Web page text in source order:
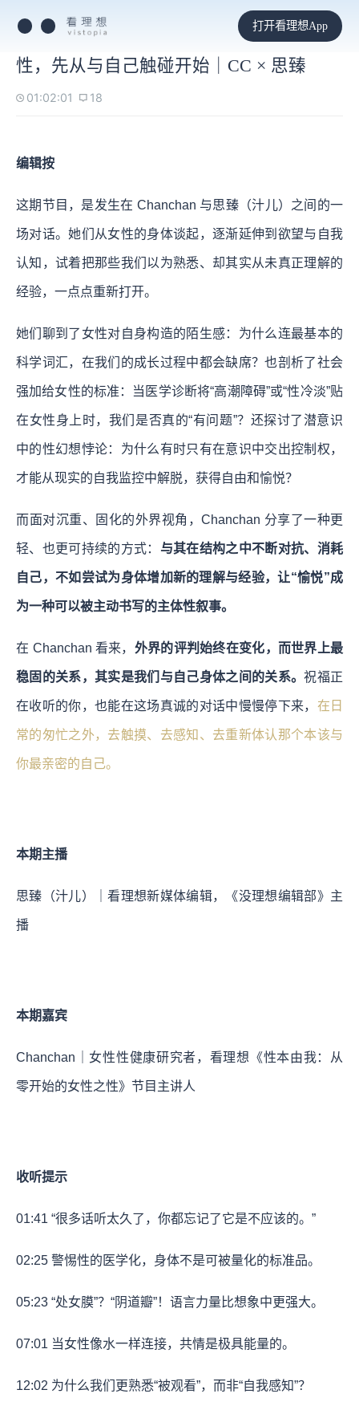
打开看理想App
性，先从与自己触碰开始｜CC × 思臻
01:02:01 18
编辑按
这期节目，是发生在 Chanchan 与思臻（汁儿）之间的一
场对话。她们从女性的身体谈起，逐渐延伸到欲望与自我
认知，试着把那些我们以为熟悉、却其实从未真正理解的
经验，一点点重新打开。
她们聊到了女性对自身构造的陌生感：为什么连最基本的
科学词汇，在我们的成长过程中都会缺席？也剖析了社会
强加给女性的标准：当医学诊断将“高潮障碍”或“性冷淡”贴
在女性身上时，我们是否真的“有问题”？还探讨了潜意识
中的性幻想悖论：为什么有时只有在意识中交出控制权，
才能从现实的自我监控中解脱，获得自由和愉悦？
而面对沉重、固化的外界视角，Chanchan 分享了一种更
轻、也更可持续的方式： 与其在结构之中不断对抗、消耗
自己，不如尝试为身体增加新的理解与经验，让“愉悦”成
为一种可以被主动书写的主体性叙事。
在 Chanchan 看来， 外界的评判始终在变化，而世界上最
稳固的关系，其实是我们与自己身体之间的关系。祝福正
在收听的你，也能在这场真诚的对话中慢慢停下来， 在日
常的匆忙之外，去触摸、去感知、去重新体认那个本该与
你最亲密的自己。
本期主播
思臻（汁儿）｜看理想新媒体编辑，《没理想编辑部》主
播
本期嘉宾
Chanchan｜女性性健康研究者，看理想《性本由我：从
零开始的女性之性》节目主讲人
收听提示
01:41 “很多话听太久了，你都忘记了它是不应该的。”
02:25 警惕性的医学化，身体不是可被量化的标准品。
05:23 “处女膜”？“阴道瓣”！语言力量比想象中更强大。
07:01 当女性像水一样连接，共情是极具能量的。
12:02 为什么我们更熟悉“被观看”，而非“自我感知”？